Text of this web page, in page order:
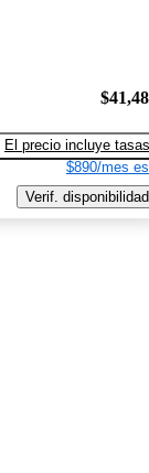
El precio incluye tasas
$890/mes
Verif. disponibilidad